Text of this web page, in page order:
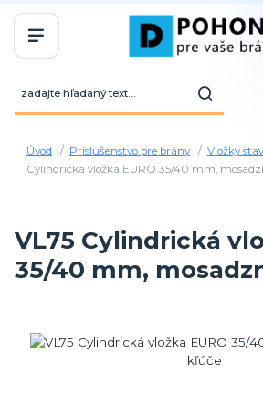
Úvod Príslušenstvo pre brány Vložky
Cylindrická vložka EURO 35/40 mm,
VL75 Cylindrická
35/40 mm,